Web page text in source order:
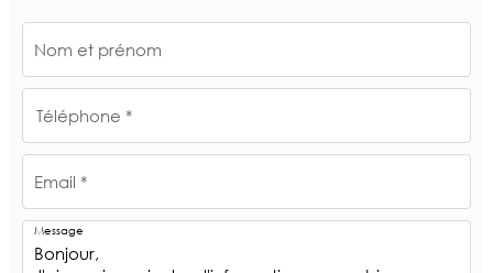
Nom et prénom
Téléphone *
Email *
Message